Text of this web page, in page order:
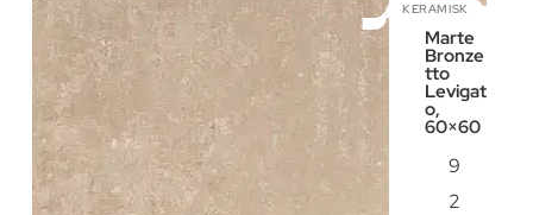
KERAMISK
Marte
Bronze
tto
Levigat
o,
60×60
9
2